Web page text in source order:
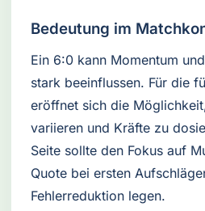
Bedeutung im
Ein 6:0 kann Momentum
stark beeinflussen. Für die
eröffnet sich die
variieren und Kräfte zu
Seite sollte den Fokus auf
Quote bei ersten
Fehlerreduktion legen.